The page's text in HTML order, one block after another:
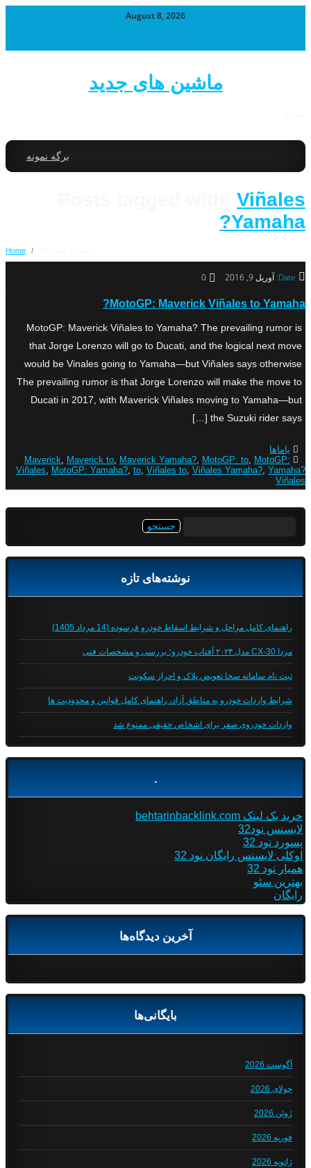
August 8, 2026
ماشین های جدید
برگه نمونه
Viñales
Yamaha?
Home /
Date: آوریل 9, 2016 0
MotoGP: Maverick Viñales to Yamaha?
MotoGP: Maverick Viñales to Yamaha? The prevailing rumor is
that Jorge Lorenzo will go to Ducati, and the logical next move
would be Vinales going to Yamaha—but Viñales says otherwise
The prevailing rumor is that Jorge Lorenzo will make the move to
Ducati in 2017, with Maverick Viñales moving to Yamaha—but
the Suzuki rider says […]
یاماها
Maverick, Maverick to, Maverick Yamaha?, MotoGP: to, MotoGP:
Viñales, MotoGP: Yamaha?, to, Viñales to, Viñales Yamaha?, Yamaha?
Viñales
نوشته‌های تازه
راهنمای کامل مراحل و شرایط اسقاط خودرو فرسوده (14 مرداد 1405)
مزدا CX-30 مدل ۲۰۲۴ آفتاب خودرو؛ بررسی و مشخصات فنی
ثبت نام سامانه سخا تعویض پلاک و احراز سکونت
شرایط واردات خودرو به مناطق آزاد، راهنمای کامل قوانین و محدودیت ها
واردات خودروی صفر برای اشخاص حقیقی ممنوع شد
.
خرید بک لینک behtarinbacklink.com
لایسنس نود32
پسورد نود 32
اوکلی لایسنس رایگان نود 32
همیار نود 32
بهترین سئو
رایگان
آخرین دیدگاه‌ها
بایگانی‌ها
آگوست 2026
جولای 2026
ژوئن 2026
فوریه 2026
ژانویه 2026